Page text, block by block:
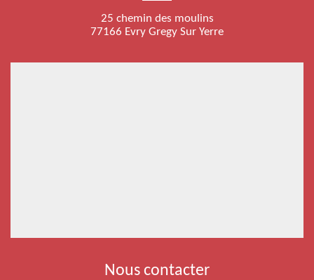
25 chemin des moulins
77166 Evry Gregy Sur Yerre
Nous contacter